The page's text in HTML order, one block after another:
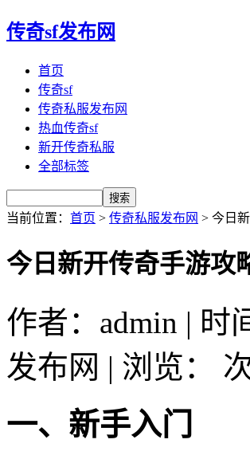
传奇sf发布网
首页
传奇sf
传奇私服发布网
热血传奇sf
新开传奇私服
全部标签
当前位置： 首页 > 传奇私服发布网 > 今日
今日新开传奇手游攻
作者：admin | 时
发布网 | 浏览：
一、新手入门